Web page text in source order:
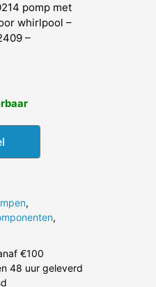
pomp met
whirlpool –
–
,
,
€100
48 uur geleverd